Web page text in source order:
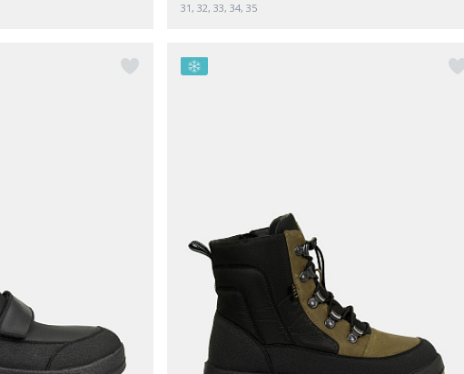
31, 32, 33, 34, 35